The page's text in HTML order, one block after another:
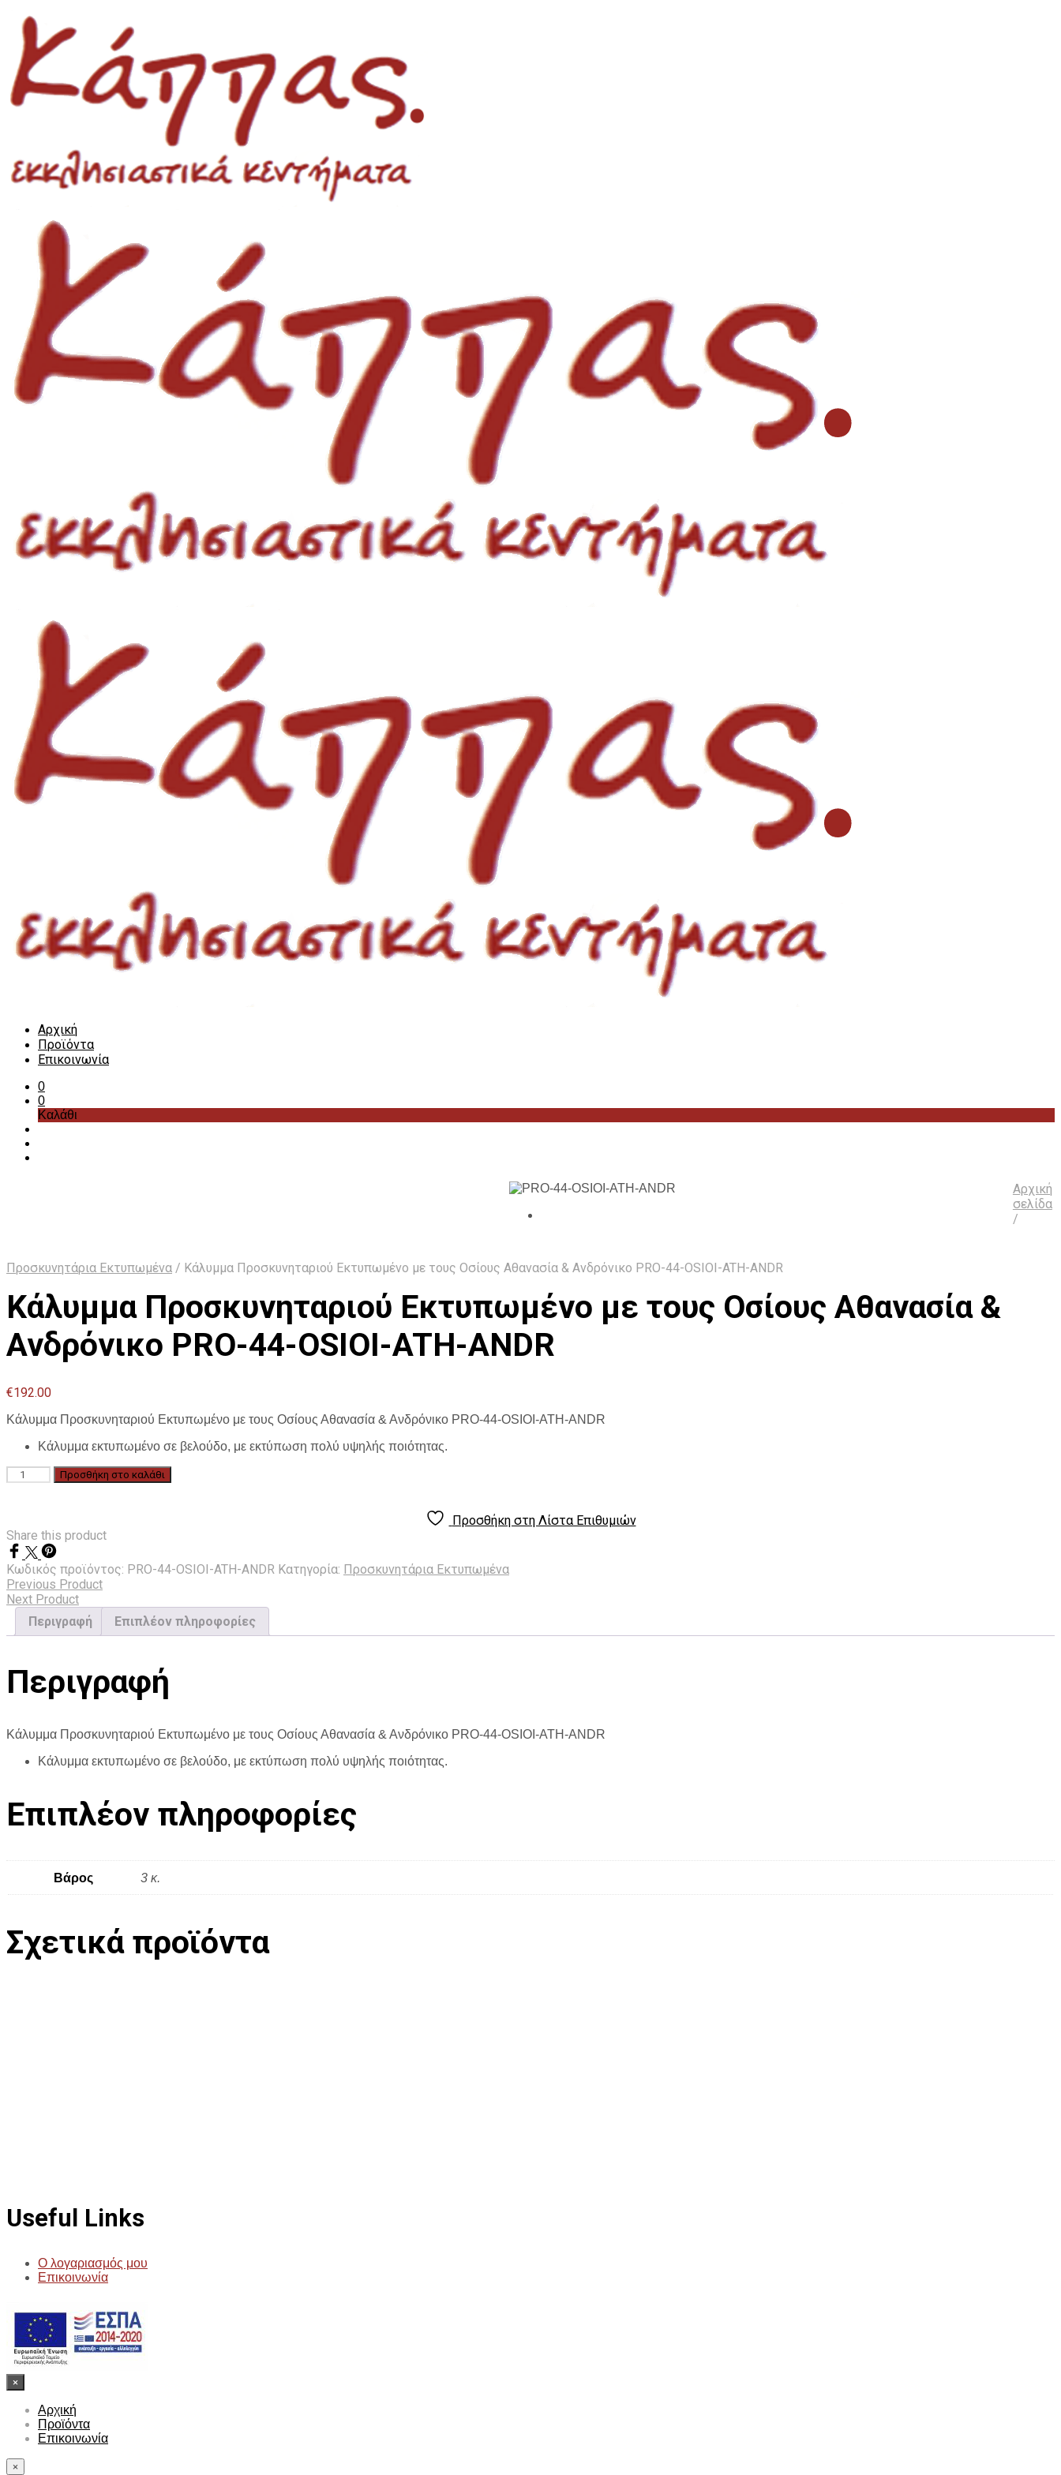
Αρχική
Προϊόντα
Επικοινωνία
0
0
Καλάθι
Αρχική
σελίδα
/
Προσκυνητάρια Εκτυπωμένα / Κάλυμμα Προσκυνηταριού Εκτυπωμένο με τους Οσίους Αθανασία & Ανδρόνικο PRO-44-OSIOI-ATH-ANDR
Κάλυμμα Προσκυνηταριού Εκτυπωμένο με τους Οσίους Αθανασία &
Ανδρόνικο PRO-44-OSIOI-ATH-ANDR
€192.00
Κάλυμμα Προσκυνηταριού Εκτυπωμένο με τους Οσίους Αθανασία & Ανδρόνικο PRO-44-OSIOI-ATH-ANDR
Κάλυμμα εκτυπωμένο σε βελούδο, με εκτύπωση πολύ υψηλής ποιότητας.
Κάλυμμα
τους
Οσίους
Αθανασία
&
Ανδρόνικο
PRO-
OSIOI-
ANDR
ποσότητα
Προσθήκη στο καλάθι
Προσθήκη στη Λίστα Επιθυμιών
Share this product
Κωδικός προϊόντος: PRO-44-OSIOI-ATH-ANDR Κατηγορία: Προσκυνητάρια Εκτυπωμένα
Previous Product
Next Product
Περιγραφή
Επιπλέον πληροφορίες
Περιγραφή
Κάλυμμα Προσκυνηταριού Εκτυπωμένο με τους Οσίους Αθανασία & Ανδρόνικο PRO-44-OSIOI-ATH-ANDR
Κάλυμμα εκτυπωμένο σε βελούδο, με εκτύπωση πολύ υψηλής ποιότητας.
Επιπλέον πληροφορίες
Βάρος 3 κ.
Σχετικά προϊόντα
Useful Links
Ο λογαριασμός μου
Επικοινωνία
×
Αρχική
Προϊόντα
Επικοινωνία
×